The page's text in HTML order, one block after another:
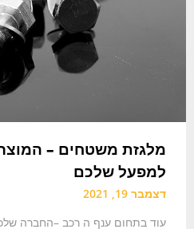
מלגזת משטחים –
למפעל שלכם
דצמבר 19, 2021
עוד בתחום ענף ה רכב –החברה